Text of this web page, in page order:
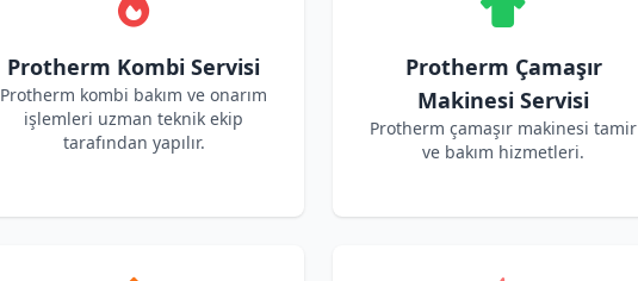
Protherm Kombi Servisi
Protherm kombi bakım ve onarım
işlemleri uzman teknik ekip
tarafından yapılır.
Protherm Çamaşır
Makinesi Servisi
Protherm çamaşır makinesi tamir
ve bakım hizmetleri.